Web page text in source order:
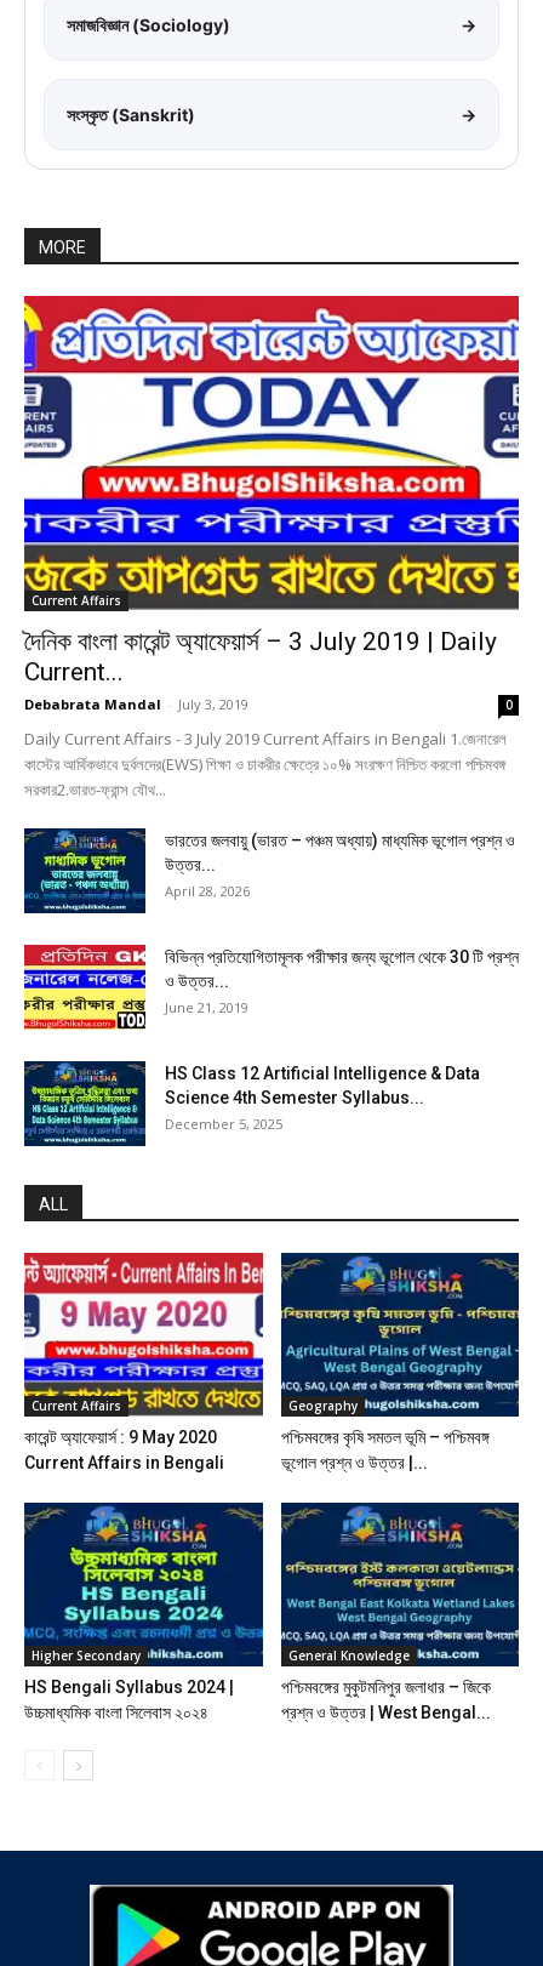
সমাজবিজ্ঞান (Sociology) →
সংস্কৃত (Sanskrit) →
MORE
Current Affairs
দৈনিক বাংলা কারেন্ট অ্যাফেয়ার্স – 3 July 2019 | Daily
Current...
Debabrata Mandal - July 3, 2019 0
Daily Current Affairs - 3 July 2019 Current Affairs in Bengali 1.জেনারেল
কাস্টের আর্থিকভাবে দুর্বলদের(EWS) শিক্ষা ও চাকরীর ক্ষেত্রে ১০% সংরক্ষণ নিশ্চিত করলো পশ্চিমবঙ্গ
সরকার2.ভারত-ফ্রান্স যৌথ...
ভারতের জলবায়ু (ভারত – পঞ্চম অধ্যায়) মাধ্যমিক ভূগোল প্রশ্ন ও
উত্তর...
April 28, 2026
বিভিন্ন প্রতিযোগিতামূলক পরীক্ষার জন্য ভূগোল থেকে 30 টি প্রশ্ন
ও উত্তর...
June 21, 2019
HS Class 12 Artificial Intelligence & Data
Science 4th Semester Syllabus...
December 5, 2025
ALL
Current Affairs
কারেন্ট অ্যাফেয়ার্স : 9 May 2020
Current Affairs in Bengali
Geography
পশ্চিমবঙ্গের কৃষি সমতল ভূমি – পশ্চিমবঙ্গ
ভূগোল প্রশ্ন ও উত্তর |...
Higher Secondary
HS Bengali Syllabus 2024 |
উচ্চমাধ্যমিক বাংলা সিলেবাস ২০২৪
General Knowledge
পশ্চিমবঙ্গের মুকুটমনিপুর জলাধার – জিকে
প্রশ্ন ও উত্তর | West Bengal...